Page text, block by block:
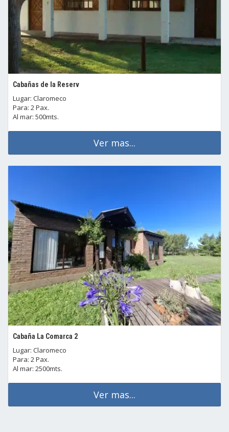
Cabañas de la Reserv
Lugar: Claromeco
Para: 2 Pax.
Al mar: 500mts.
Ver mas...
Cabaña La Comarca 2
Lugar: Claromeco
Para: 2 Pax.
Al mar: 2500mts.
Ver mas...